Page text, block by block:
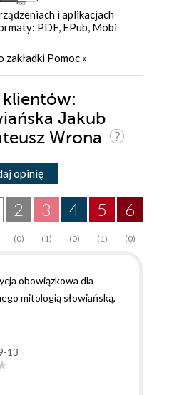
i aplikacjach
PDF, EPub, Mobi
zakładki Pomoc »
klientów:
Jakub
Wrona
opinię
6
(0)
5
(1)
4
(0)
3
(1)
2
(0)
obowiązkowa dla
mitologią słowiańską,
13